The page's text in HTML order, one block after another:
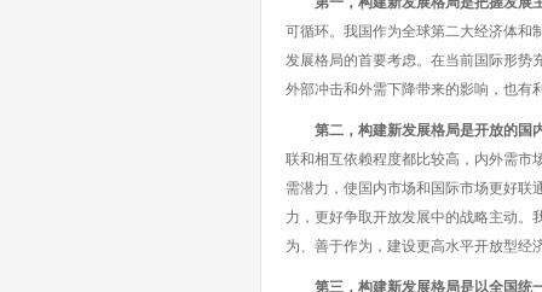
可循环。我国作为全球第二大经济体和
发展格局的首要考虑。在当前国际形势
外部冲击和外需下降带来的影响，也有
第二，构建新发展格局是开放的国
联和相互依赖程度都比较高，内外需市
需潜力，使国内市场和国际市场更好联
力，更好争取开放发展中的战略主动。
为、善于作为，建设更高水平开放型经
第三，构建新发展格局是以全国统